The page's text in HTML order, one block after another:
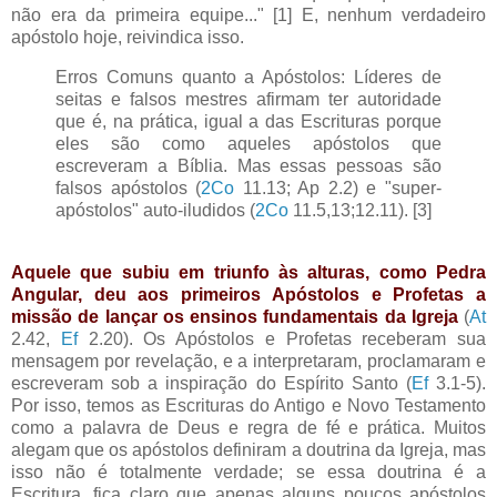
não era da primeira equipe..." [1] E, nenhum verdadeiro
apóstolo hoje, reivindica isso.
Erros Comuns quanto a Apóstolos: Líderes de
seitas e falsos mestres afirmam ter autoridade
que é, na prática, igual a das Escrituras porque
eles são como aqueles apóstolos que
escreveram a Bíblia. Mas essas pessoas são
falsos apóstolos (2Co 11.13; Ap 2.2) e "super-
apóstolos" auto-iludidos (2Co 11.5,13;12.11). [3]
Aquele que subiu em triunfo às alturas, como Pedra
Angular, deu aos primeiros Apóstolos e Profetas a
missão de lançar os ensinos fundamentais da Igreja(At
2.42,
Ef2.20). Os Apóstolos e Profetas receberam sua
mensagem por revelação, e a interpretaram, proclamaram e
escreveram sob a inspiração do Espírito Santo (Ef3.1-5).
Por isso, temos as Escrituras do Antigo e Novo Testamento
como a palavra de Deus e regra de fé e prática. Muitos
alegam que os apóstolos definiram a doutrina da Igreja, mas
isso não é totalmente verdade; se essa doutrina é a